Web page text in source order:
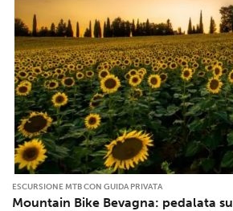
ESCURSIONE MTB CON GUIDA PRIVATA
Mountain Bike Bevagna: pedalata